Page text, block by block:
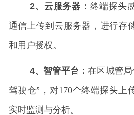
2、云服务器：终端探头
通信上传到云服务器，进行存
和用户授权。
4、智管平台：在区城管
驾驶仓”，对170个终端探头上
实时监测与分析。